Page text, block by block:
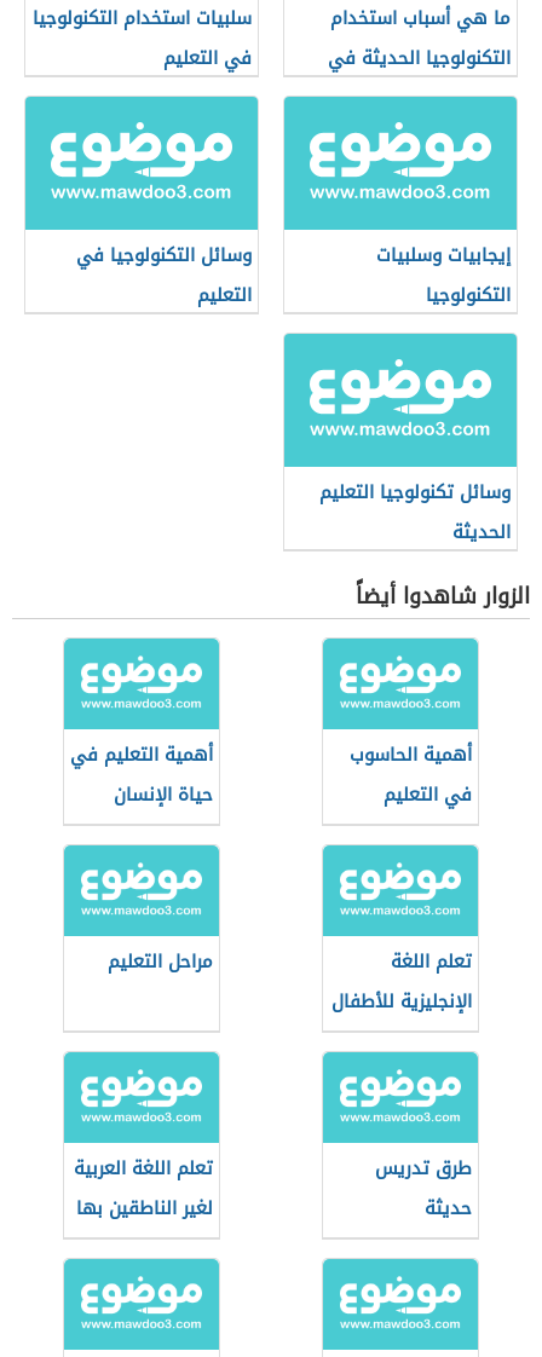
ما هي أسباب استخدام
التكنولوجيا الحديثة في
التعليم
سلبيات استخدام التكنولوجيا
في التعليم
إيجابيات وسلبيات
التكنولوجيا
وسائل التكنولوجيا في
التعليم
وسائل تكنولوجيا التعليم
الحديثة
الزوار شاهدوا أيضاً
أهمية الحاسوب
في التعليم
أهمية التعليم في
حياة الإنسان
تعلم اللغة
الإنجليزية للأطفال
مراحل التعليم
طرق تدريس
حديثة
تعلم اللغة العربية
لغير الناطقين بها